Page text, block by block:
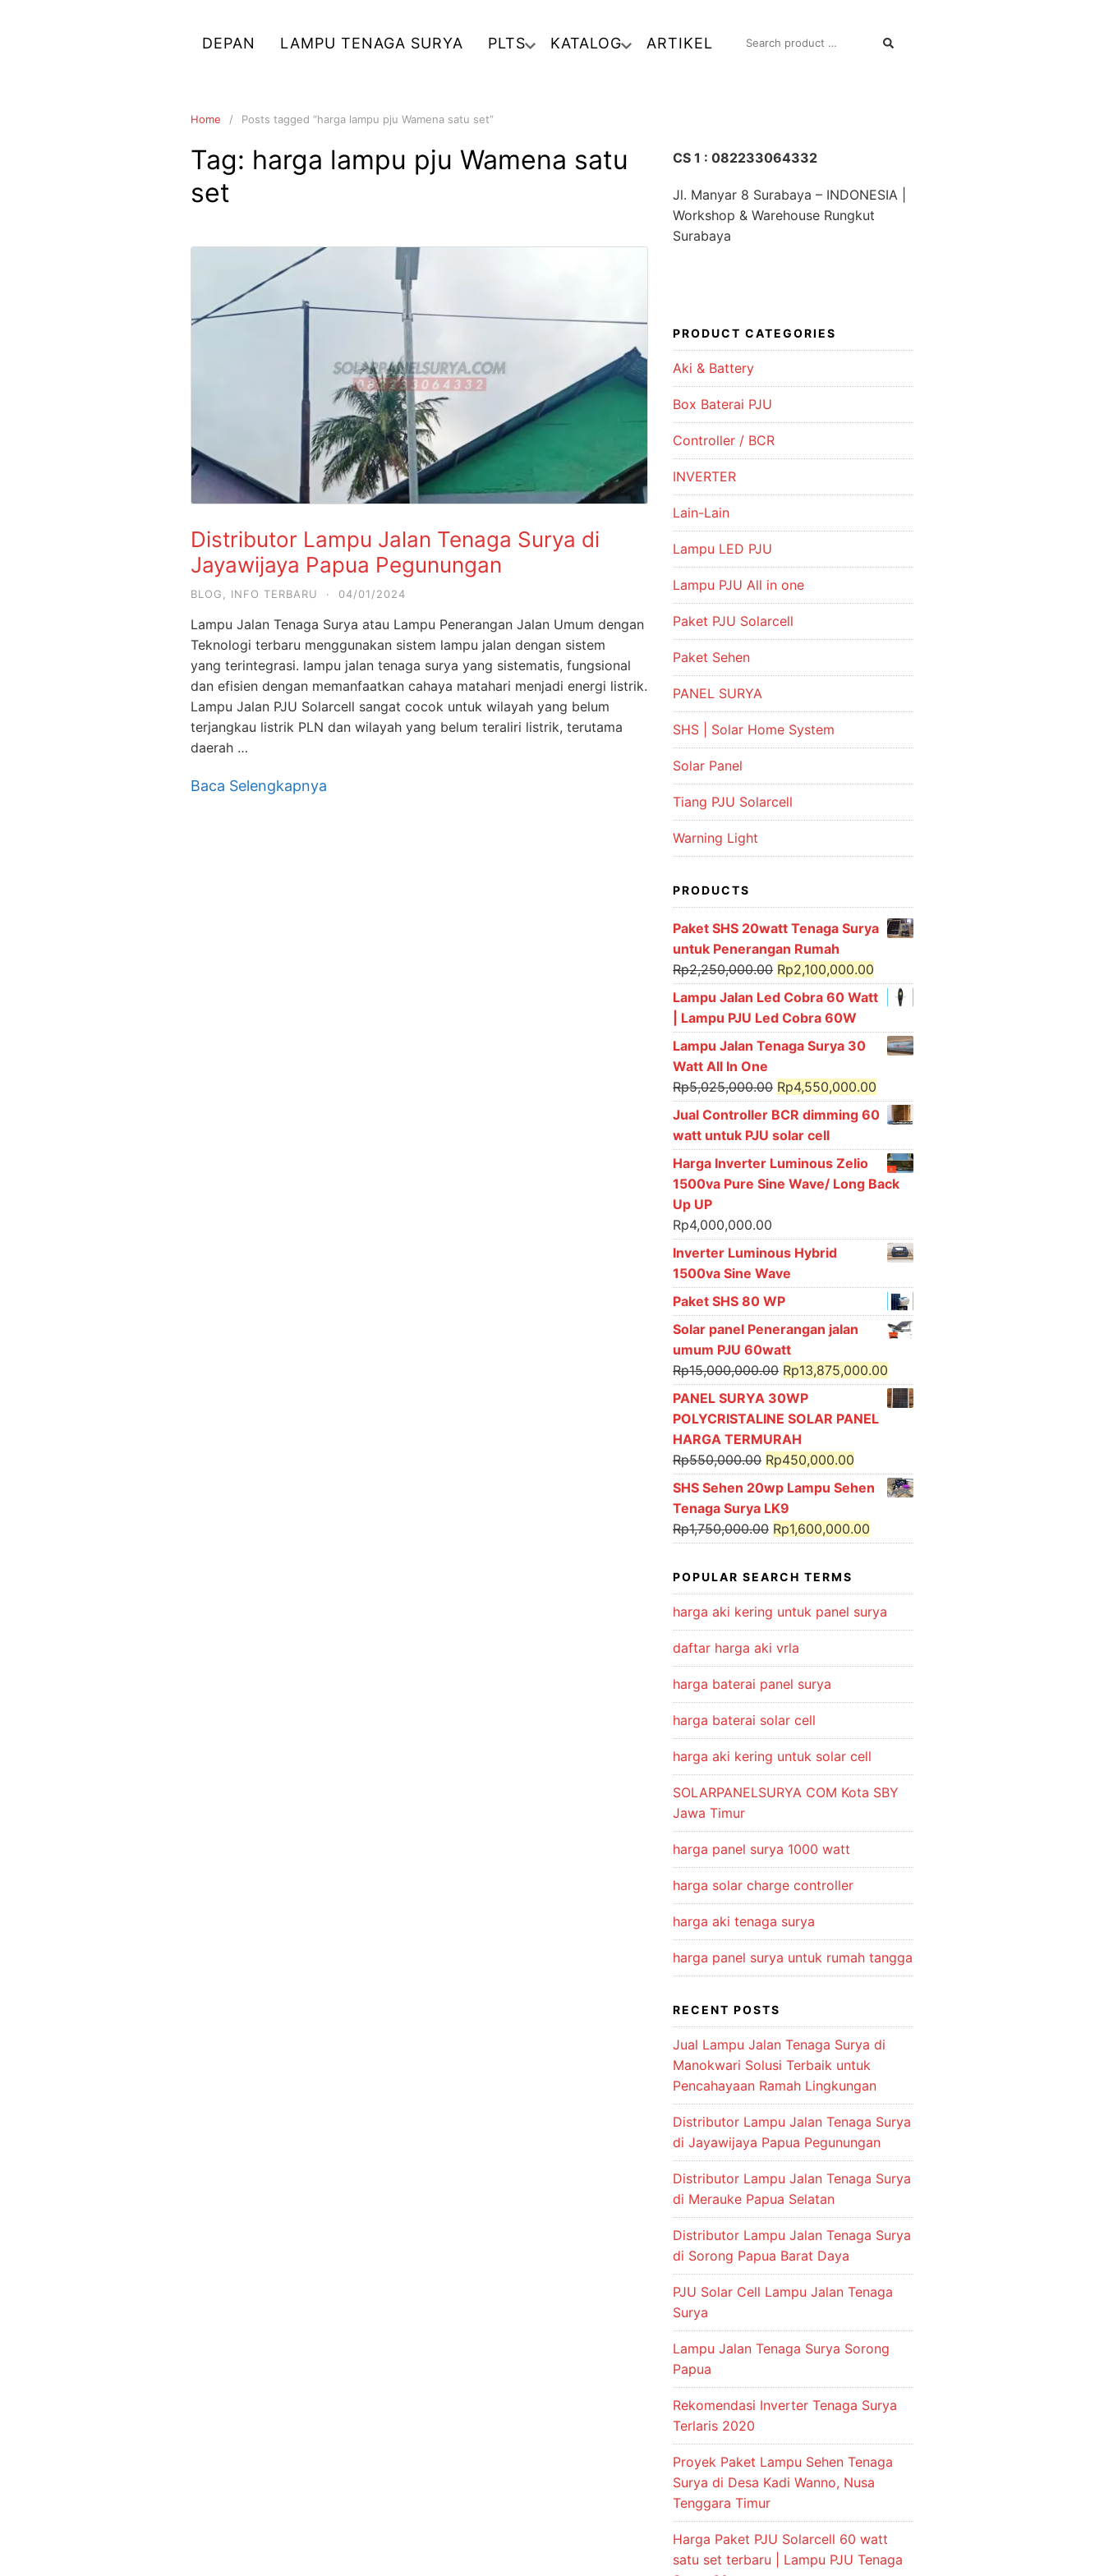
DEPAN LAMPU TENAGA SURYA PLTS KATALOG ARTIKEL
SEARCH
Home Posts tagged “harga lampu pju Wamena satu set”
Tag: harga lampu pju Wamena satu
set
Distributor Lampu Jalan Tenaga Surya di
Jayawijaya Papua Pegunungan
BLOG INFO TERBARU · 04/01/2024
Lampu Jalan Tenaga Surya atau Lampu Penerangan Jalan Umum dengan
Teknologi terbaru menggunakan sistem lampu jalan dengan sistem
yang terintegrasi. lampu jalan tenaga surya yang sistematis, fungsional
dan efisien dengan memanfaatkan cahaya matahari menjadi energi listrik.
Lampu Jalan PJU Solarcell sangat cocok untuk wilayah yang belum
terjangkau listrik PLN dan wilayah yang belum teraliri listrik, terutama
daerah …
Baca Selengkapnya
CS 1 : 082233064332
Jl. Manyar 8 Surabaya – INDONESIA |
Workshop & Warehouse Rungkut
Surabaya
PRODUCT CATEGORIES
Aki & Battery
Box Baterai PJU
Controller / BCR
INVERTER
Lain-Lain
Lampu LED PJU
Lampu PJU All in one
Paket PJU Solarcell
Paket Sehen
PANEL SURYA
SHS | Solar Home System
Solar Panel
Tiang PJU Solarcell
Warning Light
PRODUCTS
Paket SHS 20watt Tenaga Surya
untuk Penerangan Rumah
Rp2,250,000.00 Original
price
was:
Rp2,250,000.00.
Rp2,100,000.00
price
Rp2,100,000.00.
Lampu Jalan Led Cobra 60 Watt
| Lampu PJU Led Cobra 60W
Lampu Jalan Tenaga Surya 30
Watt All In One
Rp5,025,000.00 Original
price
was:
Rp5,025,000.00.
Rp4,550,000.00
price
is:
Rp4,550,000.00.
Jual Controller BCR dimming 60
watt untuk PJU solar cell
Harga Inverter Luminous Zelio
1500va Pure Sine Wave/ Long Back
Up UP
Rp4,000,000.00
Inverter Luminous Hybrid
1500va Sine Wave
Paket SHS 80 WP
Solar panel Penerangan jalan
umum PJU 60watt
Rp15,000,000.00 Original
price
was:
Rp15,000,000.00.
Rp13,875,000.00
price
is:
PANEL SURYA 30WP
POLYCRISTALINE SOLAR PANEL
HARGA TERMURAH
Rp550,000.00 Original
price
was:
Rp550,000.00.
Rp450,000.00
price
Rp450,000.00.
SHS Sehen 20wp Lampu Sehen
Tenaga Surya LK9
Rp1,750,000.00 Original
price
was:
Rp1,750,000.00.
Rp1,600,000.00
price
Rp1,600,000.00.
POPULAR SEARCH TERMS
harga aki kering untuk panel surya
daftar harga aki vrla
harga baterai panel surya
harga baterai solar cell
harga aki kering untuk solar cell
SOLARPANELSURYA COM Kota SBY
Jawa Timur
harga panel surya 1000 watt
harga solar charge controller
harga aki tenaga surya
harga panel surya untuk rumah tangga
RECENT POSTS
Jual Lampu Jalan Tenaga Surya di
Manokwari Solusi Terbaik untuk
Pencahayaan Ramah Lingkungan
Distributor Lampu Jalan Tenaga Surya
di Jayawijaya Papua Pegunungan
Distributor Lampu Jalan Tenaga Surya
di Merauke Papua Selatan
Distributor Lampu Jalan Tenaga Surya
di Sorong Papua Barat Daya
PJU Solar Cell Lampu Jalan Tenaga
Surya
Lampu Jalan Tenaga Surya Sorong
Papua
Rekomendasi Inverter Tenaga Surya
Terlaris 2020
Proyek Paket Lampu Sehen Tenaga
Surya di Desa Kadi Wanno, Nusa
Tenggara Timur
Harga Paket PJU Solarcell 60 watt
satu set terbaru | Lampu PJU Tenaga